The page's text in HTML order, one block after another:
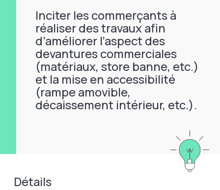
Inciter les commerçants à
réaliser des travaux afin
d’améliorer l’aspect des
devantures commerciales
(matériaux, store banne, etc.)
et la mise en accessibilité
(rampe amovible,
décaissement intérieur, etc.).
Détails